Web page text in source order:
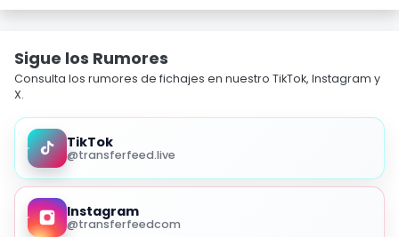
Sigue los Rumores
Consulta los rumores de fichajes en nuestro TikTok, Instagram y
X.
TikTok
@transferfeed.live
Instagram
@transferfeedcom